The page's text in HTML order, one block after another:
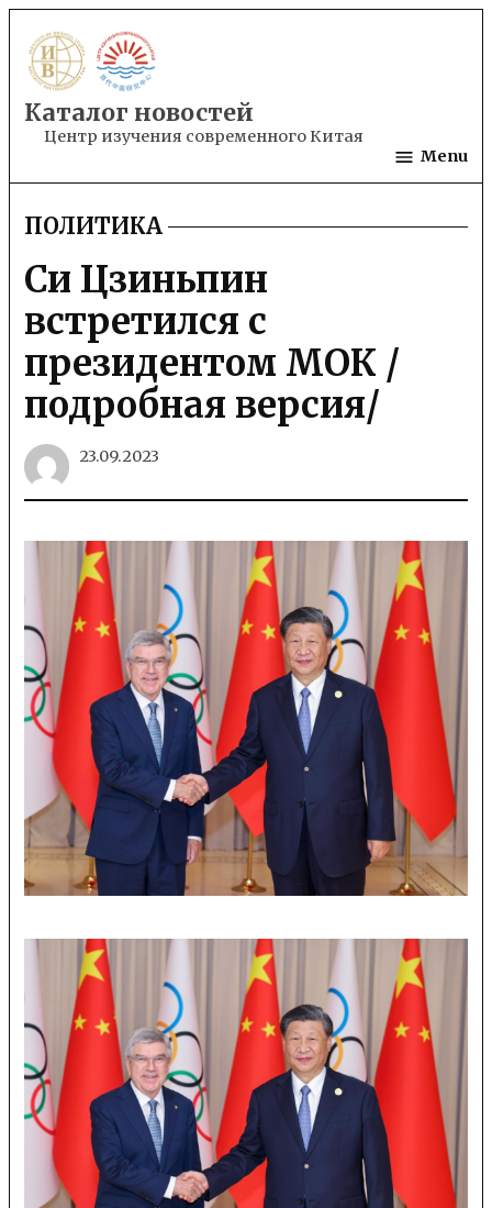
to
content
Каталог новостей
Центр изучения современного Китая
Menu
POSTED
IN
ПОЛИТИКА
Си Цзиньпин
встретился с
президентом МОК /
подробная версия/
23.09.2023